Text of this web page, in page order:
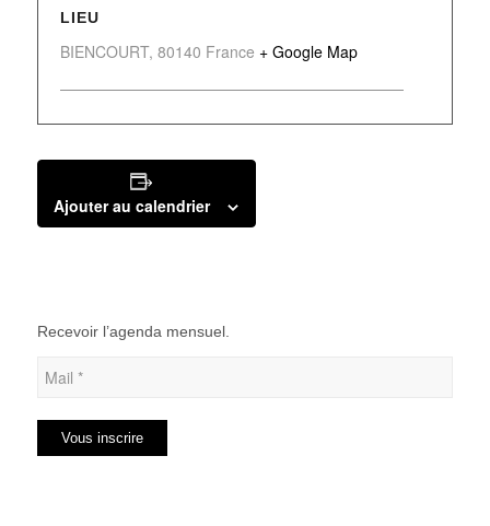
LIEU
BIENCOURT, 80140 France + Google Map
Ajouter au calendrier
Recevoir l’agenda mensuel.